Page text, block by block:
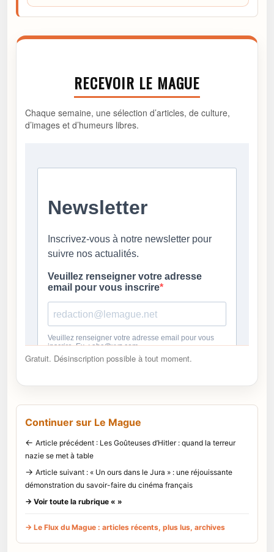
RECEVOIR LE MAGUE
Chaque semaine, une sélection d’articles, de culture,
d’images et d’humeurs libres.
Gratuit. Désinscription possible à tout moment.
Continuer sur Le Mague
← Article précédent : Les Goûteuses d’Hitler : quand la terreur
nazie se met à table
→ Article suivant : « Un ours dans le Jura » : une réjouissante
démonstration du savoir-faire du cinéma français
→ Voir toute la rubrique « »
→ Le Flux du Mague : articles récents, plus lus, archives